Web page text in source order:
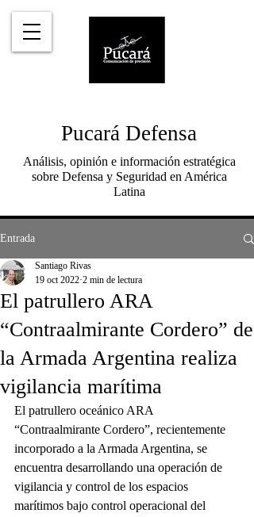
Pucará Defensa
Análisis, opinión e información estratégica
sobre Defensa y Seguridad en América
Latina
Entrada
El patrullero ARA
“Contraalmirante Cordero” de
la Armada Argentina realiza
vigilancia marítima
Santiago Rivas
19 oct 2022 2 min de lectura
El patrullero oceánico ARA
“Contraalmirante Cordero”, recientemente
incorporado a la Armada Argentina, se
encuentra desarrollando una operación de
vigilancia y control de los espacios
marítimos bajo control operacional del